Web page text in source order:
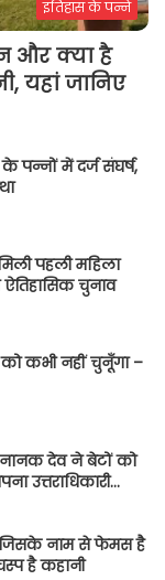
इतिहास के पन्ने
और क्या है
यहां जानिए
पन्नों में दर्ज संघर्ष,
पहली महिला
ऐतिहासिक चुनाव
को कभी नहीं चुनूँगा –
देव ने बेटों को
उत्तराधिकारी…
जिसके नाम से फेमस है
है कहानी